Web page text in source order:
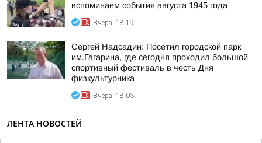
вспоминаем события августа 1945 года
Вчера, 18:19
Сергей Надсадин: Посетил городской парк
им.Гагарина, где сегодня проходил большой
спортивный фестиваль в честь Дня
физкультурника
Вчера, 18:03
ЛЕНТА НОВОСТЕЙ